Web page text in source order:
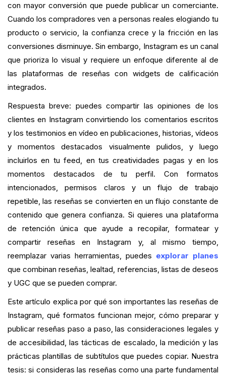
con mayor conversión que puede publicar un comerciante.
Cuando los compradores ven a personas reales elogiando tu
producto o servicio, la confianza crece y la fricción en las
conversiones disminuye. Sin embargo, Instagram es un canal
que prioriza lo visual y requiere un enfoque diferente al de
las plataformas de reseñas con widgets de calificación
integrados.
Respuesta breve: puedes compartir las opiniones de los
clientes en Instagram convirtiendo los comentarios escritos
y los testimonios en vídeo en publicaciones, historias, vídeos
y momentos destacados visualmente pulidos, y luego
incluirlos en tu feed, en tus creatividades pagas y en los
momentos destacados de tu perfil. Con formatos
intencionados, permisos claros y un flujo de trabajo
repetible, las reseñas se convierten en un flujo constante de
contenido que genera confianza. Si quieres una plataforma
de retención única que ayude a recopilar, formatear y
compartir reseñas en Instagram y, al mismo tiempo,
reemplazar varias herramientas, puedes explorar planes
que combinan reseñas, lealtad, referencias, listas de deseos
y UGC que se pueden comprar.
Este artículo explica por qué son importantes las reseñas de
Instagram, qué formatos funcionan mejor, cómo preparar y
publicar reseñas paso a paso, las consideraciones legales y
de accesibilidad, las tácticas de escalado, la medición y las
prácticas plantillas de subtítulos que puedes copiar. Nuestra
tesis: si consideras las reseñas como una parte fundamental
Integración de reseñas con fidelización,
referencias y UGC
Errores comunes y cómo evitarlos
Mejores prácticas de diseño y accesibilidad
anuncios
Lista de verificación del flujo de trabajo (estilo
Medición del ROI de las reseñas de Instagram
Expectativas y cronograma realistas
Cómo Growave apoya una estrategia de Instagram
basada en reseñas
Plantillas prácticas e indicaciones para solicitar
reseñas en Instagram
Solución de problemas: qué hacer cuando las
cosas van mal
Conclusión
PREGUNTAS MÁS FRECUENTES
¿Cuál es tu ratio actual de clientes habituales?